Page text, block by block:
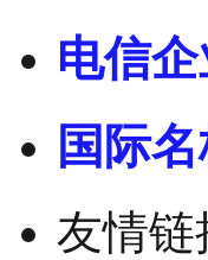
电信
国际
友情链